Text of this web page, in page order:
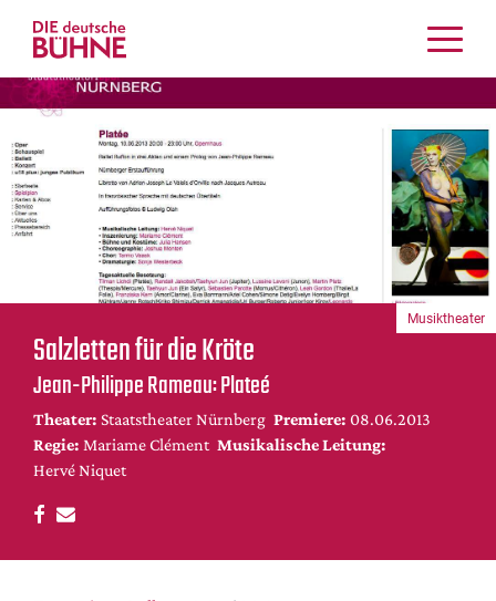
Kritiken
Schauspiel
Musiktheater
Crossover
Bühnenwelt
Festivals & Veranstaltungen
Menschen & Theater
Themen
Internationales
Nachrufe
Medientipps
DdB-map
Kalender
Salzletten für die Kröte
Jean-Philippe Rameau: Plateé
Theater: Staatstheater Nürnberg Premiere: 08.06.2013
Regie: Mariame Clément Musikalische Leitung:
Hervé Niquet
Musiktheater